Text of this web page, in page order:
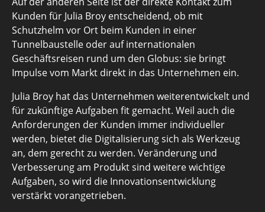
Kunden für Julia Broy entscheidend, ob mit
Schutzhelm vor Ort beim Kunden in einer
Tunnelbaustelle oder auf internationalen
Geschäftsreisen rund um den Globus: sie bringt
Impulse vom Markt direkt in das Unternehmen ein.
Julia Broy hat das Unternehmen weiterentwickelt und
für zukünftige Aufgaben fit gemacht. Weil auch die
Anforderungen der Kunden immer individueller
werden, bietet die Digitalisierung sich als Werkzeug
an, dem gerecht zu werden. Veränderung und
Verbesserung am Produkt sind weitere wichtige
Aufgaben, so wird die Innovationsentwicklung
verstärkt vorangetrieben.